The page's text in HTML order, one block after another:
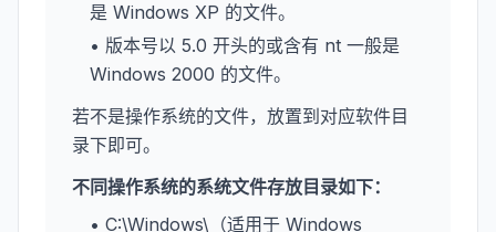
是 Windows XP 的文件。
• 版本号以 5.0 开头的或含有 nt 一般是
Windows 2000 的文件。
若不是操作系统的文件，放置到对应软件目
录下即可。
不同操作系统的系统文件存放目录如下：
• C:\Windows\（适用于 Windows